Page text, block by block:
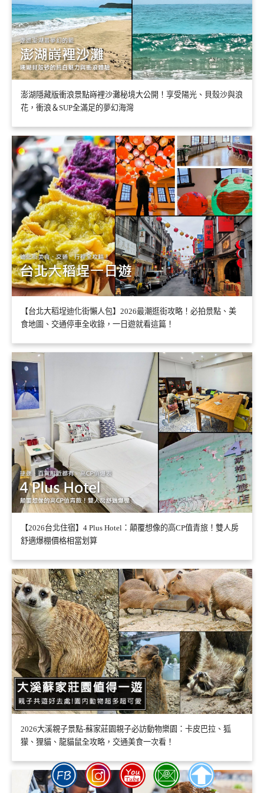
澎湖隱藏版衝浪景點嵵裡沙灘秘境大公開！享受陽光、貝殼沙與浪
花，衝浪＆SUP全滿足的夢幻海灣
【台北大稻埕迪化街懶人包】2026最潮逛街攻略！必拍景點、美
食地圖、交通停車全收錄，一日遊就看這篇！
【2026台北住宿】4 Plus Hotel：顛覆想像的高CP值青旅！雙人房
舒適爆棚價格相當划算
2026大溪親子景點-蘇家莊園親子必訪動物樂園：卡皮巴拉、狐
獴、狸貓、龍貓鼠全攻略，交通美食一次看！